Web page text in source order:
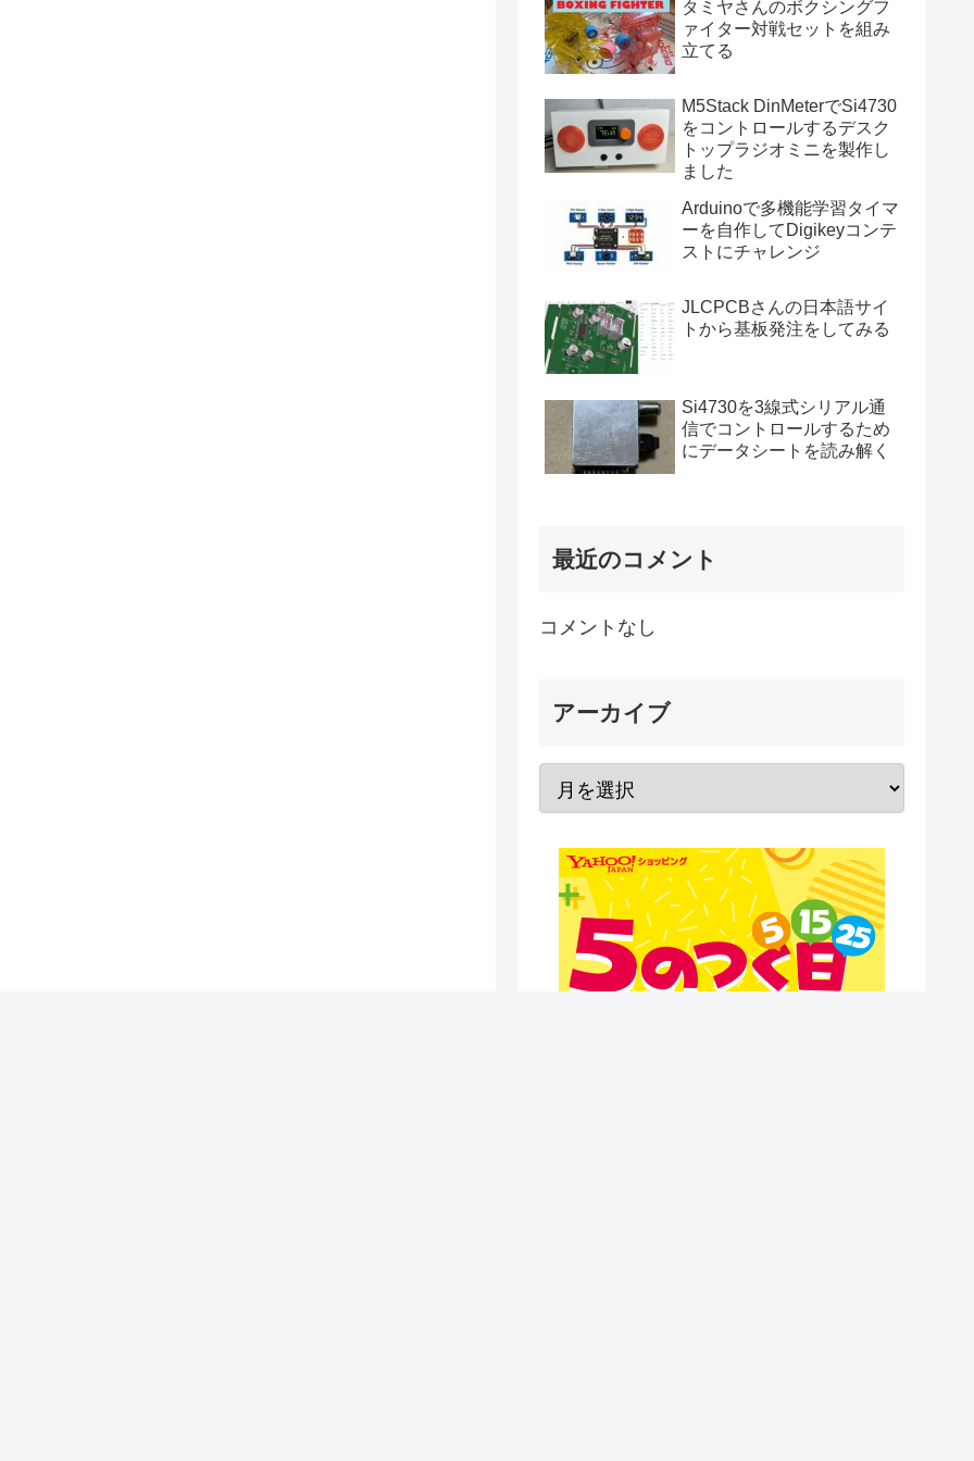
タミヤさんのボクシングフ
ァイター対戦セットを組み
立てる
M5Stack DinMeterでSi4730
をコントロールするデスク
トップラジオミニを製作し
ました
Arduinoで多機能学習タイマ
ーを自作してDigikeyコンテ
ストにチャレンジ
JLCPCBさんの日本語サイ
トから基板発注をしてみる
Si4730を3線式シリアル通
信でコントロールするため
にデータシートを読み解く
最近のコメント
コメントなし
アーカイブ